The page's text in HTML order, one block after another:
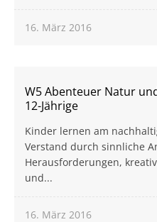
16. März 2016
W5 Abenteuer Natur
12-Jährige
Kinder lernen am
Verstand durch sinnliche
Herausforderungen,
und...
16. März 2016